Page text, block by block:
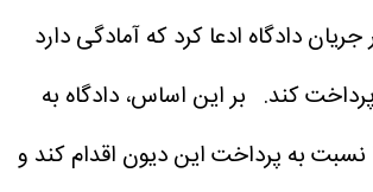
دادگاه ادعا کرد که آمادگی دارد
کند. بر این اساس، دادگاه به
نسبت به پرداخت این دیون اقدام کند و